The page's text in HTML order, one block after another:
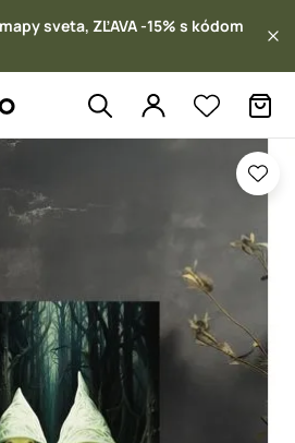
sveta, ZĽAVA -15% s kódom